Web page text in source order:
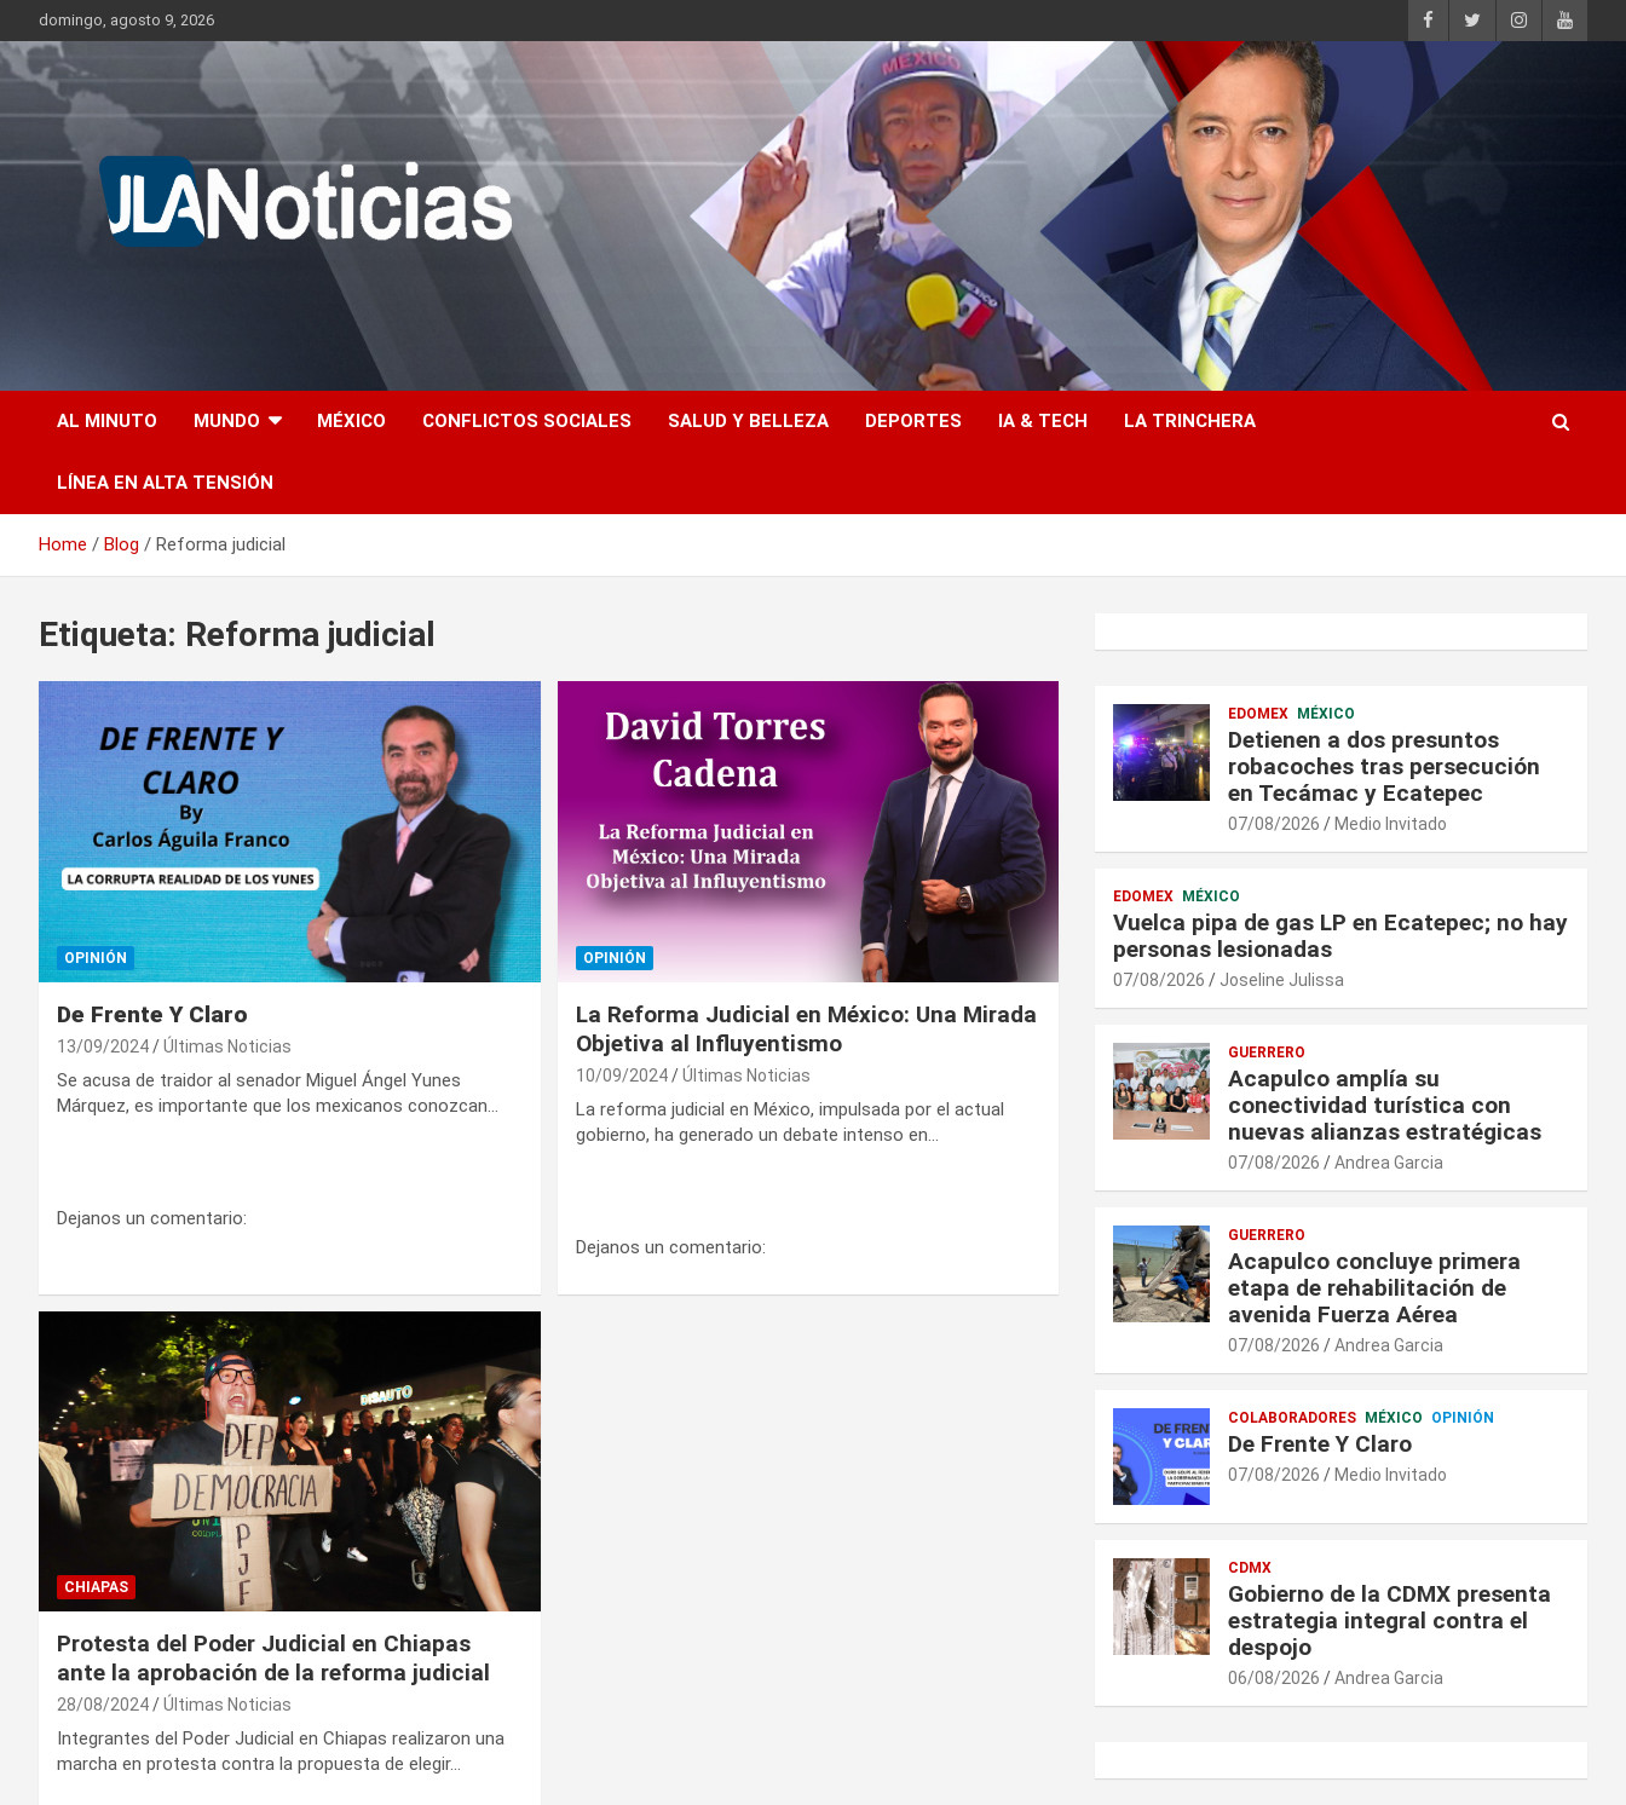
to
content
domingo, agosto 9, 2026
Jlanoticias
AL MINUTO MUNDO MÉXICO CONFLICTOS SOCIALES SALUD Y BELLEZA DEPORTES IA & TECH LA TRINCHERA
LÍNEA EN ALTA TENSIÓN
Home Blog Reforma judicial
Etiqueta: Reforma judicial
OPINIÓN
De Frente Y Claro
13/09/2024 Últimas Noticias
Se acusa de traidor al senador Miguel Ángel Yunes
Márquez, es importante que los mexicanos conozcan…
Dejanos un comentario:
OPINIÓN
La Reforma Judicial en México: Una Mirada
Objetiva al Influyentismo
10/09/2024 Últimas Noticias
La reforma judicial en México, impulsada por el actual
gobierno, ha generado un debate intenso en…
Dejanos un comentario:
CHIAPAS
Protesta del Poder Judicial en Chiapas
ante la aprobación de la reforma judicial
28/08/2024 Últimas Noticias
Integrantes del Poder Judicial en Chiapas realizaron una
marcha en protesta contra la propuesta de elegir…
EDOMEX MÉXICO
Detienen a dos presuntos
robacoches tras persecución
en Tecámac y Ecatepec
07/08/2026 Medio Invitado
EDOMEX MÉXICO
Vuelca pipa de gas LP en Ecatepec; no hay
personas lesionadas
07/08/2026 Joseline Julissa
GUERRERO
Acapulco amplía su
conectividad turística con
nuevas alianzas estratégicas
07/08/2026 Andrea Garcia
GUERRERO
Acapulco concluye primera
etapa de rehabilitación de
avenida Fuerza Aérea
07/08/2026 Andrea Garcia
COLABORADORES MÉXICO OPINIÓN
De Frente Y Claro
07/08/2026 Medio Invitado
CDMX
Gobierno de la CDMX presenta
estrategia integral contra el
despojo
06/08/2026 Andrea Garcia